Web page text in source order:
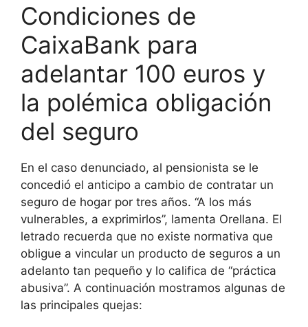
Condiciones de
CaixaBank para
adelantar 100 euros y
la polémica obligación
del seguro
En el caso denunciado, al pensionista se le
concedió el anticipo a cambio de contratar un
seguro de hogar por tres años. “A los más
vulnerables, a exprimirlos”, lamenta Orellana. El
letrado recuerda que no existe normativa que
obligue a vincular un producto de seguros a un
adelanto tan pequeño y lo califica de “práctica
abusiva”. A continuación mostramos algunas de
las principales quejas: